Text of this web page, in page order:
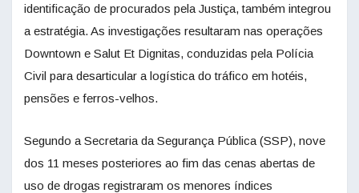
identificação de procurados pela Justiça, também integrou
a estratégia. As investigações resultaram nas operações
Downtown e Salut Et Dignitas, conduzidas pela Polícia
Civil para desarticular a logística do tráfico em hotéis,
pensões e ferros-velhos.
Segundo a Secretaria da Segurança Pública (SSP), nove
dos 11 meses posteriores ao fim das cenas abertas de
uso de drogas registraram os menores índices